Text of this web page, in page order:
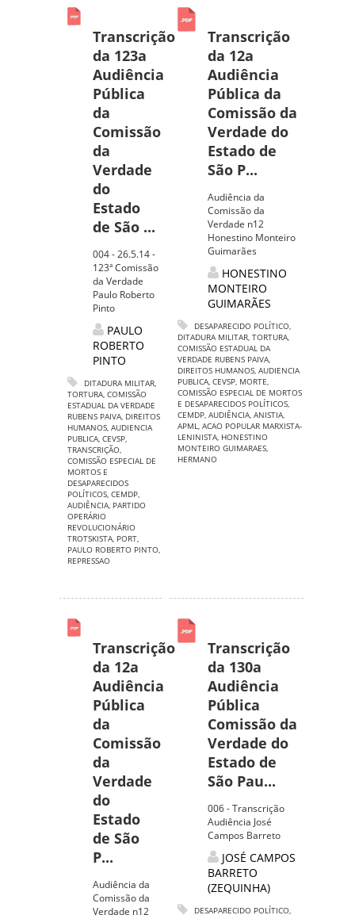
Transcrição
da 123a
Audiência
Pública
da
Comissão
da
Verdade
do
Estado
de São ...
004 - 26.5.14 -
123ª Comissão
da Verdade
Paulo Roberto
Pinto
PAULO
ROBERTO
PINTO
DITADURA MILITAR,
TORTURA, COMISSÃO
ESTADUAL DA VERDADE
RUBENS PAIVA, DIREITOS
HUMANOS, AUDIENCIA
PUBLICA, CEVSP,
TRANSCRIÇÃO,
COMISSÃO ESPECIAL DE
MORTOS E
DESAPARECIDOS
POLÍTICOS, CEMDP,
AUDIÊNCIA, PARTIDO
OPERÁRIO
REVOLUCIONÁRIO
TROTSKISTA, PORT,
PAULO ROBERTO PINTO,
REPRESSAO
Transcrição
da 12a
Audiência
Pública da
Comissão da
Verdade do
Estado de
São P...
Audiência da
Comissão da
Verdade n12
Honestino Monteiro
Guimarães
HONESTINO
MONTEIRO
GUIMARÃES
DESAPARECIDO POLÍTICO,
DITADURA MILITAR, TORTURA,
COMISSÃO ESTADUAL DA
VERDADE RUBENS PAIVA,
DIREITOS HUMANOS, AUDIENCIA
PUBLICA, CEVSP, MORTE,
COMISSÃO ESPECIAL DE MORTOS
E DESAPARECIDOS POLÍTICOS,
CEMDP, AUDIÊNCIA, ANISTIA,
APML, ACAO POPULAR MARXISTA-
LENINISTA, HONESTINO
MONTEIRO GUIMARAES,
HERMANO
Transcrição
da 12a
Audiência
Pública
da
Comissão
da
Verdade
do
Estado
de São
P...
Audiência da
Comissão da
Verdade n12
Transcrição
da 130a
Audiência
Pública
Comissão da
Verdade do
Estado de
São Pau...
006 - Transcrição
Audiência José
Campos Barreto
JOSÉ CAMPOS
BARRETO
(ZEQUINHA)
DESAPARECIDO POLÍTICO,